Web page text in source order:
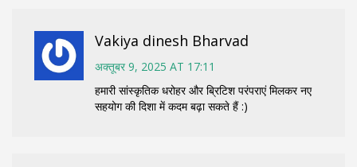
Vakiya dinesh Bharvad
अक्तूबर 9, 2025 AT 17:11
हमारी सांस्कृतिक धरोहर और ब्रिटिश परंपराएं मिलकर नए
सहयोग की दिशा में कदम बढ़ा सकते हैं :)